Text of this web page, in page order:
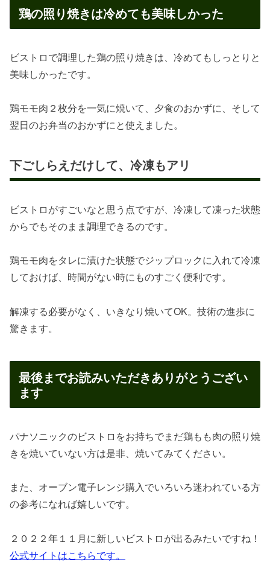
鶏の照り焼きは冷めても美味しかった
ビストロで調理した鶏の照り焼きは、冷めてもしっとりと
美味しかったです。
鶏モモ肉２枚分を一気に焼いて、夕食のおかずに、そして
翌日のお弁当のおかずにと使えました。
下ごしらえだけして、冷凍もアリ
ビストロがすごいなと思う点ですが、冷凍して凍った状態
からでもそのまま調理できるのです。
鶏モモ肉をタレに漬けた状態でジップロックに入れて冷凍
しておけば、時間がない時にものすごく便利です。
解凍する必要がなく、いきなり焼いてOK。技術の進歩に
驚きます。
最後までお読みいただきありがとうござい
ます
パナソニックのビストロをお持ちでまだ鶏もも肉の照り焼
きを焼いていない方は是非、焼いてみてください。
また、オーブン電子レンジ購入でいろいろ迷われている方
の参考になれば嬉しいです。
２０２２年１１月に新しいビストロが出るみたいですね！
公式サイトはこちらです。